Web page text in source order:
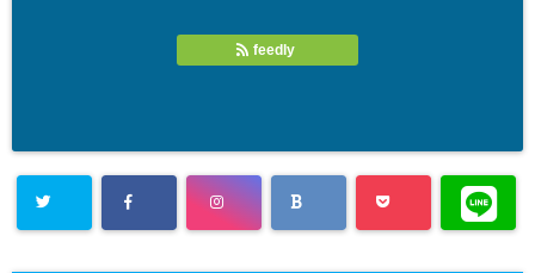
feedly